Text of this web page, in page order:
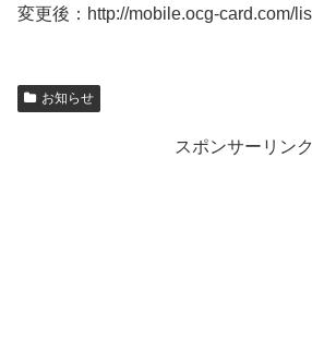
変更後：http://mobile.ocg-card.com/
お知らせ
スポンサーリンク